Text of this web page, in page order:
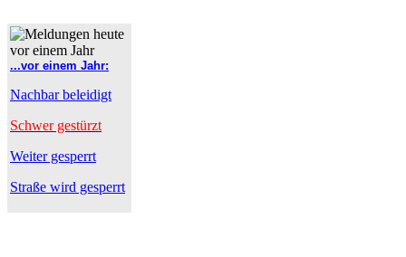
...vor einem Jahr:
Nachbar beleidigt
Schwer gestürzt
Weiter gesperrt
Straße wird gesperrt